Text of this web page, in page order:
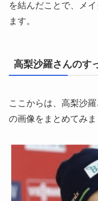
を結んだことで、メ
ます。
高梨沙羅さんのす
ここからは、高梨沙
の画像をまとめてみま